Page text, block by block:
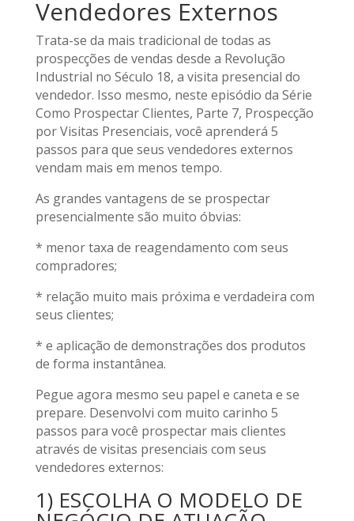
Vendedores Externos
Trata-se da mais tradicional de todas as
prospecções de vendas desde a Revolução
Industrial no Século 18, a visita presencial do
vendedor. Isso mesmo, neste episódio da Série
Como Prospectar Clientes, Parte 7, Prospecção
por Visitas Presenciais, você aprenderá 5
passos para que seus vendedores externos
vendam mais em menos tempo.
As grandes vantagens de se prospectar
presencialmente são muito óbvias:
* menor taxa de reagendamento com seus
compradores;
* relação muito mais próxima e verdadeira com
seus clientes;
* e aplicação de demonstrações dos produtos
de forma instantânea.
Pegue agora mesmo seu papel e caneta e se
prepare. Desenvolvi com muito carinho 5
passos para você prospectar mais clientes
através de visitas presenciais com seus
vendedores externos:
1) ESCOLHA O MODELO DE